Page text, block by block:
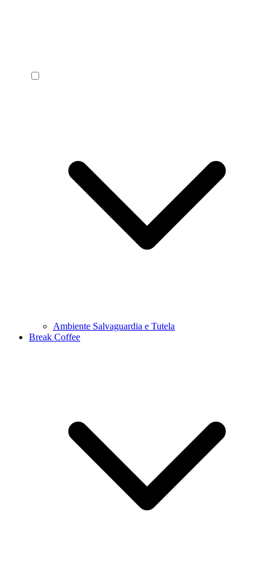
Ambiente Salvaguardia e Tutela
Break Coffee